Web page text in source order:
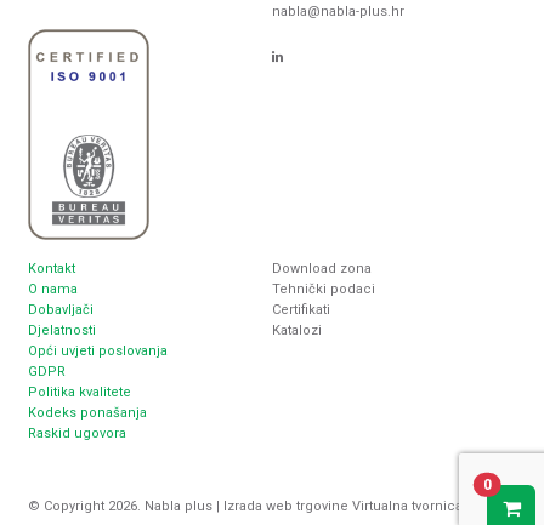
nabla@nabla-plus.hr
Kontakt
O nama
Dobavljači
Djelatnosti
Opći uvjeti poslovanja
GDPR
Politika kvalitete
Kodeks ponašanja
Raskid ugovora
Download zona
Tehnički podaci
Certifikati
Katalozi
© Copyright 2026. Nabla plus | Izrada web trgovine Virtualna tvornica
0